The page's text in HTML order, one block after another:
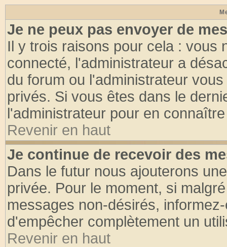
Je ne peux pas envoyer de
Il y trois raisons pour cela : vous
connecté, l'administrateur a
du forum ou l'administrateur
privés. Si vous êtes dans le
l'administrateur pour en
Revenir en haut
Je continue de recevoir des
Dans le futur nous ajouterons
privée. Pour le moment, si
messages non-désirés,
d'empêcher complètement un
Revenir en haut